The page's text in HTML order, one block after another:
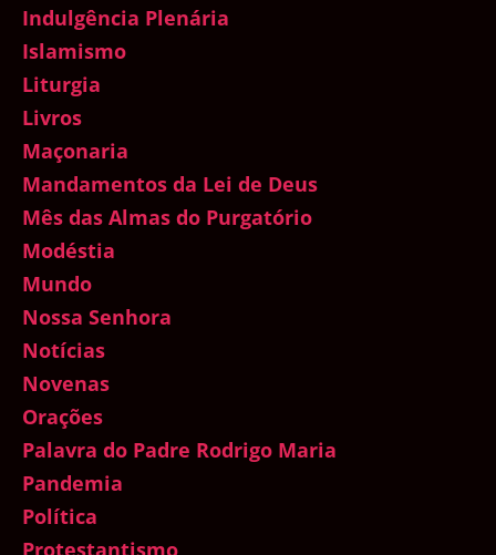
Indulgência Plenária
Islamismo
Liturgia
Livros
Maçonaria
Mandamentos da Lei de Deus
Mês das Almas do Purgatório
Modéstia
Mundo
Nossa Senhora
Notícias
Novenas
Orações
Palavra do Padre Rodrigo Maria
Pandemia
Política